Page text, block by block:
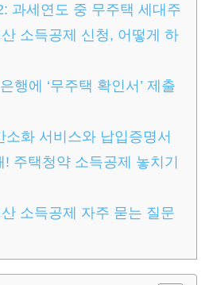
과세연도 중 무주택 세대주
소득공제 신청, 어떻게 하
행에 ‘무주택 확인서’ 제출
소화 서비스와 납입증명서
! 주택청약 소득공제 놓치기
소득공제 자주 묻는 질문